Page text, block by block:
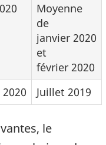
Moyenne
de
janvier 2020
et
février 2020
Juillet 2019
le